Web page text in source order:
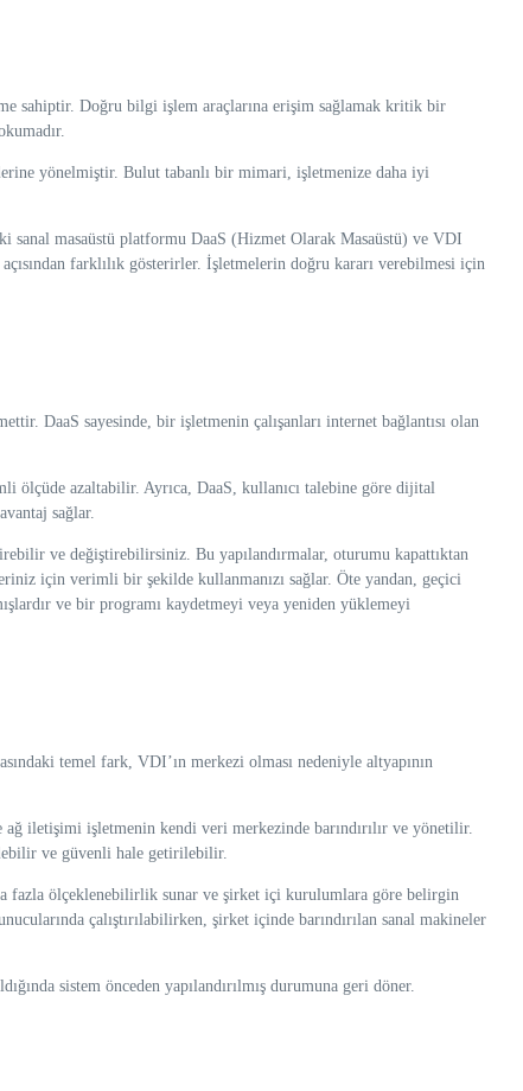
sahiptir. Doğru bilgi işlem araçlarına erişim sağlamak kritik bir
yönelmiştir. Bulut tabanlı bir mimari, işletmenize daha iyi
sanal masaüstü platformu DaaS (Hizmet Olarak Masaüstü) ve VDI
farklılık gösterirler. İşletmelerin doğru kararı verebilmesi için
DaaS sayesinde, bir işletmenin çalışanları internet bağlantısı olan
ölçüde azaltabilir. Ayrıca, DaaS, kullanıcı talebine göre dijital
sağlar.
ve değiştirebilirsiniz. Bu yapılandırmalar, oturumu kapattıktan
için verimli bir şekilde kullanmanızı sağlar. Öte yandan, geçici
ve bir programı kaydetmeyi veya yeniden yüklemeyi
temel fark, VDI’ın merkezi olması nedeniyle altyapının
iletişimi işletmenin kendi veri merkezinde barındırılır ve yönetilir.
ve güvenli hale getirilebilir.
fazla ölçeklenebilirlik sunar ve şirket içi kurulumlara göre belirgin
çalıştırılabilirken, şirket içinde barındırılan sanal makineler
sistem önceden yapılandırılmış durumuna geri döner.